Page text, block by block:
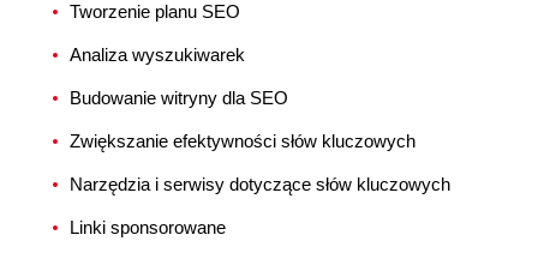
Tworzenie planu SEO
Analiza wyszukiwarek
Budowanie witryny dla SEO
Zwiększanie efektywności słów kluczowych
Narzędzia i serwisy dotyczące słów kluczowych
Linki sponsorowane